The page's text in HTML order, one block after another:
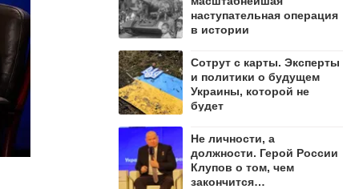
наступательная операция
в истории
Сотрут с карты. Эксперты
и политики о будущем
Украины, которой не
будет
Не личности, а
должности. Герой России
Клупов о том, чем
закончится